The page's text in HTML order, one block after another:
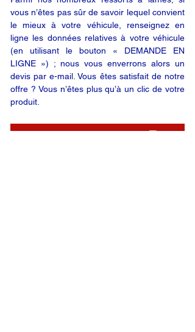
vous n’êtes pas sûr de savoir lequel convient
le mieux à votre véhicule, renseignez en
ligne les données relatives à votre véhicule
(en utilisant le bouton « DEMANDE EN
LIGNE ») ; nous vous enverrons alors un
devis par e-mail. Vous êtes satisfait de notre
offre ? Vous n’êtes plus qu’à un clic de votre
produit.